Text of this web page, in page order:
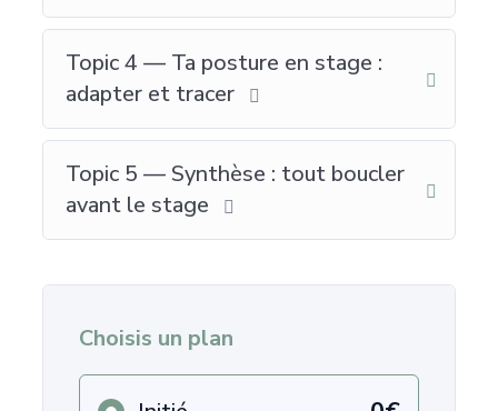
Topic 4 — Ta posture en stage :
adapter et tracer
Topic 5 — Synthèse : tout boucler
avant le stage
Choisis un plan